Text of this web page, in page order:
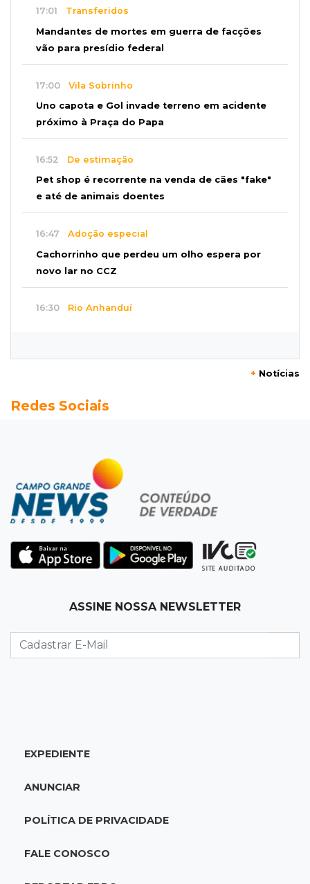
17:01 Transferidos
Mandantes de mortes em guerra de facções
vão para presídio federal
17:00 Vila Sobrinho
Uno capota e Gol invade terreno em acidente
próximo à Praça do Papa
16:52 De estimação
Pet shop é recorrente na venda de cães "fake"
e até de animais doentes
16:47 Adoção especial
Cachorrinho que perdeu um olho espera por
novo lar no CCZ
16:30 Rio Anhanduí
Mulher que deu garrafada após briga de
Operação
Prefeitura firma contrato de R$ 25 milhões
para tapa-buracos na Capital
Assassino é preso saindo armado de padaria
no Taveirópolis
Feriadão
só volta na próxima quarta
15:35Crime no Coophavila II
alega legítima defesa e é absolvido
15:28Curso de Linguagens
UEMS abre inscrições para voluntários
+ Notícias
Redes Sociais
ASSINE NOSSA NEWSLETTER
EXPEDIENTE
ANUNCIAR
POLÍTICA DE PRIVACIDADE
FALE CONOSCO